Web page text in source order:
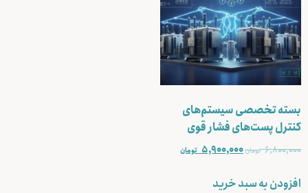
بسته تخصصی سیستم‌های
کنترل پست‌های فشار قوی
6,800,000 تومان5,900,000 تومان
افزودن به سبد خرید